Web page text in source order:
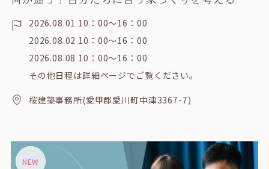
2026.08.01 10：00～16：00
2026.08.02 10：00～16：00
2026.08.08 10：00～16：00
その他日程は詳細ページでご覧ください。
桜建築事務所(愛甲郡愛川町中津3367-7)
NEW